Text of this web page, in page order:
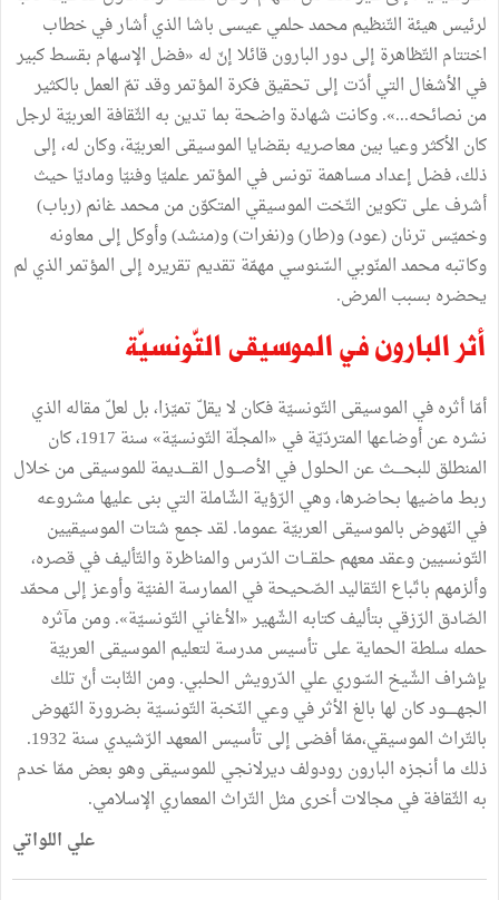
لرئيس هيئة التّنظيممحمدحلميعيسى باشا الذيأشارفيخطاب
اختتام التّظاهرة إلىدورالبارونقائلاإنّ له «فضل الإسهام بقسطكبير
في الأشغال التيأدّت إلى تحقيقفكرة المؤتمروقدتمّ العمل بالكثير
من نصائحه...
»
.وكانت شهادةواضحة بما تدين به الثّقافة العربيّة لرجل
كان الأكثروعيا بينمعاصريه بقضايا الموسيقى العربيّة،وكان له،إلى
ذلك،فضل إعدادمساهمة تونسفي المؤتمرعلميّاوفنيّاوماديّاحيث
أشرفعلى تكوين التّخت الموسيقي المتكوّنمنمحمدغانم(رباب)
وخميّس ترنان(عود)و(طار)و(نغرات)و(منشد)وأوكل إلىمعاونه
وكاتبهمحمدالمنّوبي السّنوسيمهمّة تقديم تقريره إلى المؤتمرالذي لم
يحضره بسبب المرض.
أثر البارون في الموسيقى التّونسيّة
أمّاأثرهفي الموسيقى التّونسيّةفكان لايقلّ تميّزا،بل لعلّمقاله الذي
نشرهعنأوضاعها المتردّيّةفي «المجلّة التّونسيّة» سنة 1917، كان
المنطلق للبحــــثعن الحلولفي الأصـــول القــــديمة للموسيقىمنخلال
ربطماضيها بحاضرها،وهي الرّؤية الشّاملة التي بنىعليهامشروعه
في النّهوض بالموسيقى العربيّةعموما. لقدجمع شتات الموسيقيين
التّونسيينوعقدمعهمحلقـــات الدّرسوالمناظرةوالتّأليففيقصره،
وألزمهم باتّباع التّقاليدالصّحيحةفي الممارسة الفنيّةوأوعزإلىمحمّد
الصّادق الرّزقي بتأليفكتابه الشّهير«الأغاني التّونسيّة»
.ومنمآثره
حمله سلطة الحمايةعلى تأسيسمدرسة لتعليم الموسيقى العربيّة
بإشراف الشّيخ السّوريعلي الدّرويش الحلبي.ومن الثّابتأنّ تلك
الجهـــــودكان لها بالغ الأثرفيوعي النّخبة التّونسيّة بضرورة النّهوض
بالتّراث الموسيقي،ممّاأفضى إلى تأسيس المعهدالرّشيدي سنة 1932
.
ذلكماأنجزه البارون رودولفديرلانجي للموسيقىوهوبعضممّاخدم
به الثّقافةفيمجالاتأخرىمثل التّراث المعماري الإسلامي.
علي اللواتي